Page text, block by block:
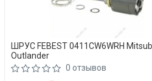
ШРУС FEBEST 0411CW6WRH
Outlander
0 отзывов